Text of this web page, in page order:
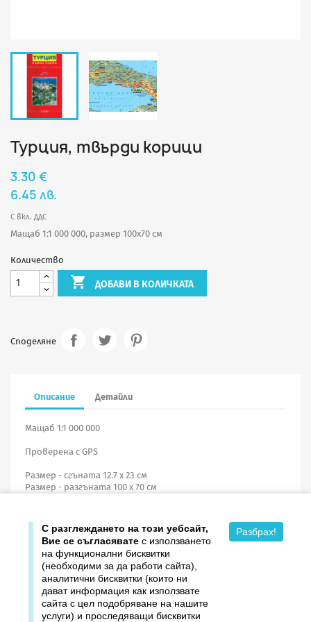
Турция, твърди корици
3.30 €
6.45 лв.
С вкл. ДДС
Мащаб 1:1 000 000, размер 100х70 см
Количество
 ДОБАВИ В КОЛИЧКАТА
Споделяне
Описание Детайли
Мащаб 1:1 000 000
Проверена с GPS
Размер - сгъната 12.7 х 23 см
Размер - разгъната 100 х 70 см
Продукти
С разглеждането на този уебсайт,
Вие се съгласявате с използването
на функционални бисквитки
(необходими за да работи сайта),
аналитични бисквитки (които ни
дават информация как използвате
сайта с цел подобряване на нашите
услуги) и проследяващи бисквитки
Разбрах!